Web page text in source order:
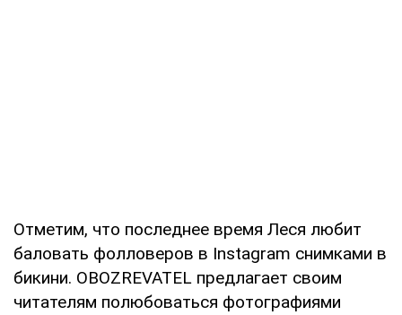
Отметим, что последнее время Леся любит
баловать фолловеров в Instagram снимками в
бикини. OBOZREVATEL предлагает своим
читателям полюбоваться фотографиями